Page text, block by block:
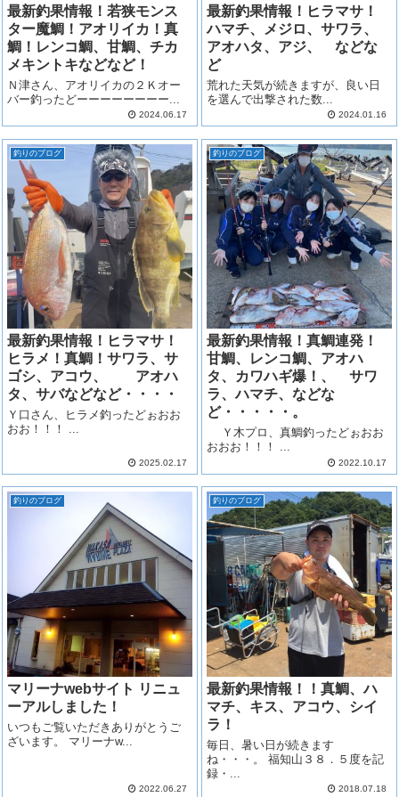
最新釣果情報！若狭モンス
ター魔鯛！アオリイカ！真
鯛！レンコ鯛、甘鯛、チカ
メキントキなどなど！
Ｎ津さん、アオリイカの２Ｋオー
バー釣ったどーーーーーーーー...
2024.06.17
最新釣果情報！ヒラマサ！
ハマチ、メジロ、サワラ、
アオハタ、アジ、 などな
ど
荒れた天気が続きますが、良い日
を選んで出撃された数...
2024.01.16
釣りのブログ
最新釣果情報！ヒラマサ！
ヒラメ！真鯛！サワラ、サ
ゴシ、アコウ、 アオハ
タ、サバなどなど・・・・
Ｙ口さん、ヒラメ釣ったどぉおお
おお！！！ ...
2025.02.17
釣りのブログ
最新釣果情報！真鯛連発！
甘鯛、レンコ鯛、アオハ
タ、カワハギ爆！、 サワ
ラ、ハマチ、などな
ど・・・・・。
おおお！！！ ...
2022.10.17
釣りのブログ
マリーナwebサイト リニュ
ーアルしました！
いつもご覧いただきありがとうご
ざいます。 マリーナw...
2022.06.27
釣りのブログ
最新釣果情報！！真鯛、ハ
マチ、キス、アコウ、シイ
ラ！
毎日、暑い日が続きます
ね・・・。 福知山３８．５度を記
録・...
2018.07.18